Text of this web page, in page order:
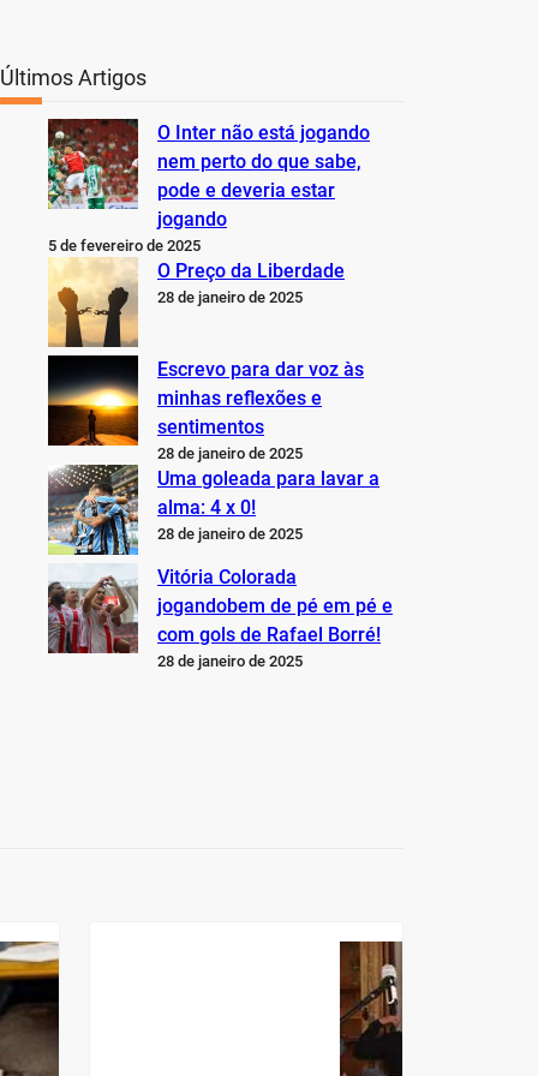
Últimos Artigos
O Inter não está jogando
nem perto do que sabe,
pode e deveria estar
jogando
5 de fevereiro de 2025
O Preço da Liberdade
28 de janeiro de 2025
Escrevo para dar voz às
minhas reflexões e
sentimentos
28 de janeiro de 2025
Uma goleada para lavar a
alma: 4 x 0!
28 de janeiro de 2025
Vitória Colorada
jogandobem de pé em pé e
com gols de Rafael Borré!
28 de janeiro de 2025